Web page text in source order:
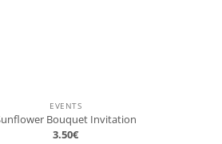
EVENTS
Bouquet Invitation
3.50€